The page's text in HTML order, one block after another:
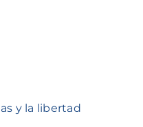
y la libertad